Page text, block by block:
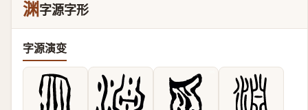
渊字源字形
字源演变